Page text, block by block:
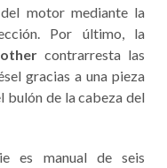
motor mediante la
Por último, la
contrarresta las
gracias a una pieza
bulón de la cabeza del
es manual de seis